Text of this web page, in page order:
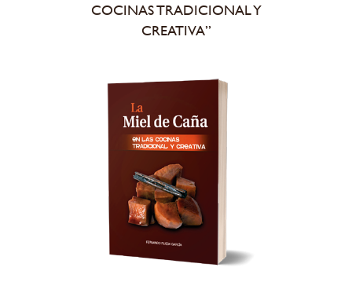
COCINAS TRADICIONAL Y
CREATIVA”